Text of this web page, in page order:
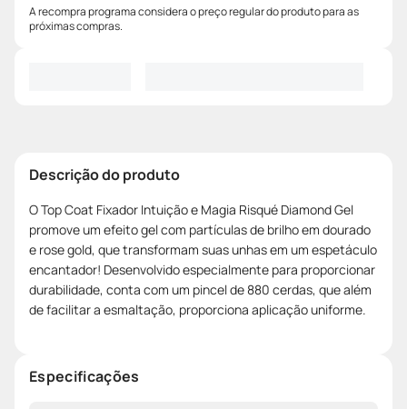
A recompra programa considera o preço regular do produto para as
próximas compras.
Descrição do produto
O Top Coat Fixador Intuição e Magia Risqué Diamond Gel
promove um efeito gel com partículas de brilho em dourado
e rose gold, que transformam suas unhas em um espetáculo
encantador! Desenvolvido especialmente para proporcionar
durabilidade, conta com um pincel de 880 cerdas, que além
de facilitar a esmaltação, proporciona aplicação uniforme.
Especificações